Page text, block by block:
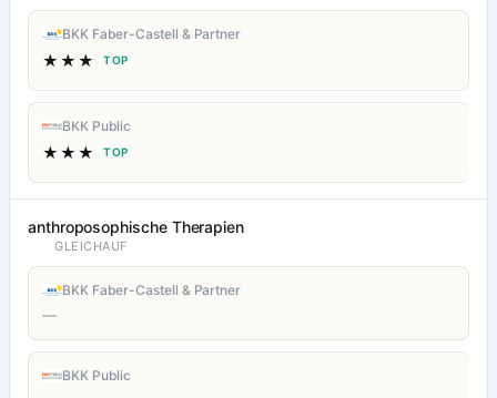
BKK Faber-Castell & Partner
★★★ TOP
BKK Public
★★★ TOP
anthroposophische Therapien
GLEICHAUF
BKK Faber-Castell & Partner
—
BKK Public